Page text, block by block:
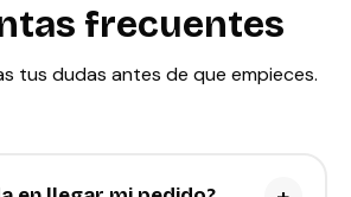
frecuentes
tus dudas antes de que empieces.